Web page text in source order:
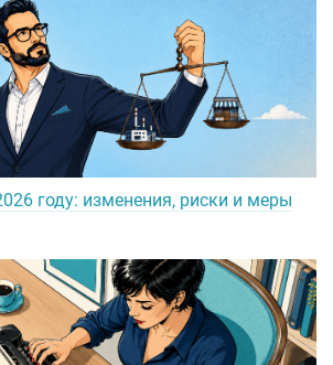
году: изменения, риски и меры